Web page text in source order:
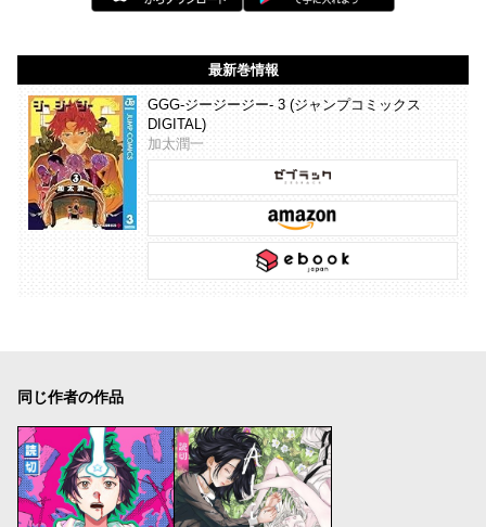
最新巻情報
GGG-ジージージー- 3 (ジャンプコミックス
DIGITAL)
加太潤一
同じ作者の作品